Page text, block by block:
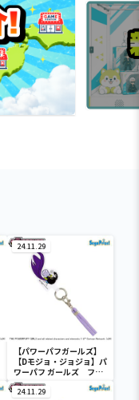
24.11.29
【パワーパフガールズ】
【Dモジョ・ジョジョ】パ
ワーパフ ガールズ フォ
ンタブ＆ショルダースト
ラップ
24.11.29